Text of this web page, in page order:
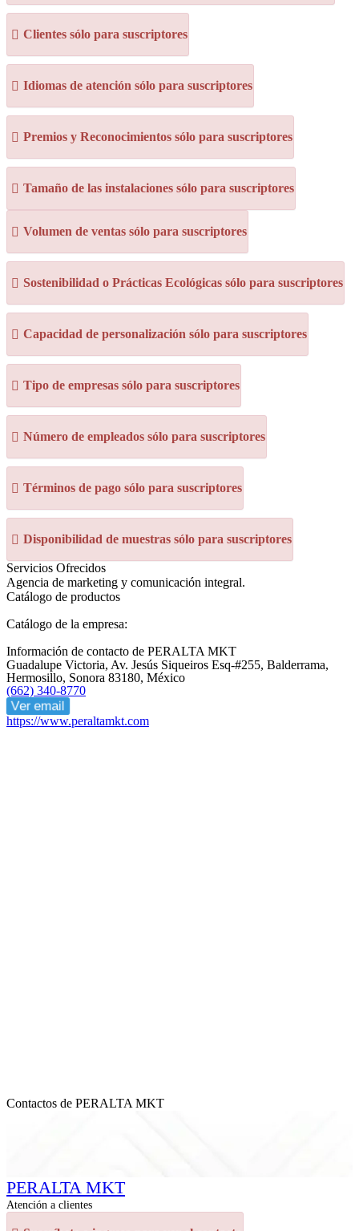
Clientes sólo para suscriptores
Idiomas de atención sólo para suscriptores
Premios y Reconocimientos sólo para suscriptores
Tamaño de las instalaciones sólo para suscriptores
Volumen de ventas sólo para suscriptores
Sostenibilidad o Prácticas Ecológicas sólo para suscriptores
Capacidad de personalización sólo para suscriptores
Tipo de empresas sólo para suscriptores
Número de empleados sólo para suscriptores
Términos de pago sólo para suscriptores
Disponibilidad de muestras sólo para suscriptores
Servicios Ofrecidos
Agencia de marketing y comunicación integral.
Catálogo de productos
Catálogo de la empresa:
Información de contacto de PERALTA MKT
Guadalupe Victoria, Av. Jesús Siqueiros Esq-#255, Balderrama,
Hermosillo, Sonora 83180, México
(662) 340-8770
Ver email
https://www.peraltamkt.com
Contactos de PERALTA MKT
PERALTA MKT
Atención a clientes